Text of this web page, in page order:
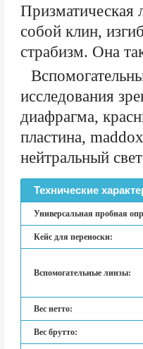
Призматическая
собой клин,
страбизм. Она
исследования
диафрагма,
пластина,
нейтральный
Технические
Универсальная пробная
Кейс для переноски:
Вспомогательные линзы:
Вес нетто:
Вес брутто: